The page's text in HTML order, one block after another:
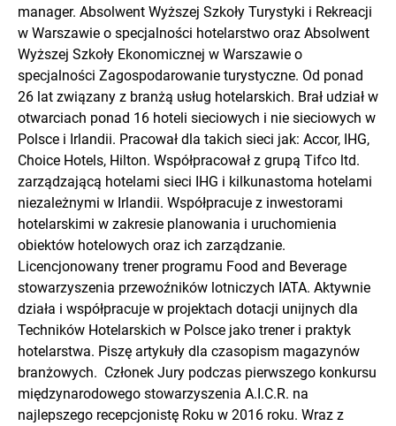
manager. Absolwent Wyższej Szkoły Turystyki i Rekreacji
w Warszawie o specjalności hotelarstwo oraz Absolwent
Wyższej Szkoły Ekonomicznej w Warszawie o
specjalności Zagospodarowanie turystyczne. Od ponad
26 lat związany z branżą usług hotelarskich. Brał udział w
otwarciach ponad 16 hoteli sieciowych i nie sieciowych w
Polsce i Irlandii. Pracował dla takich sieci jak: Accor, IHG,
Choice Hotels, Hilton. Współpracował z grupą Tifco ltd.
zarządzającą hotelami sieci IHG i kilkunastoma hotelami
niezależnymi w Irlandii. Współpracuje z inwestorami
hotelarskimi w zakresie planowania i uruchomienia
obiektów hotelowych oraz ich zarządzanie.
Licencjonowany trener programu Food and Beverage
stowarzyszenia przewoźników lotniczych IATA. Aktywnie
działa i współpracuje w projektach dotacji unijnych dla
Techników Hotelarskich w Polsce jako trener i praktyk
hotelarstwa. Piszę artykuły dla czasopism magazynów
branżowych. Członek Jury podczas pierwszego konkursu
międzynarodowego stowarzyszenia A.I.C.R. na
najlepszego recepcjonistę Roku w 2016 roku. Wraz z